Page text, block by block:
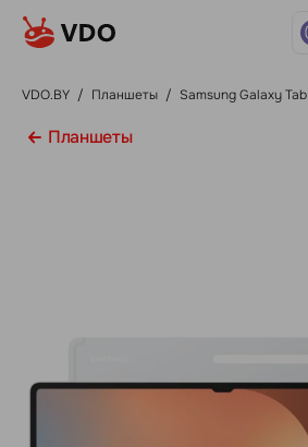
VDO.BY / Планшеты / Samsung Galaxy Tab
Планшеты